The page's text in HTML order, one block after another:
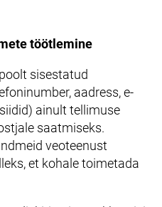
töötlemine
sisestatud
aadress, e-
ainult tellimuse
saatmiseks.
veoteenust
et kohale toimetada